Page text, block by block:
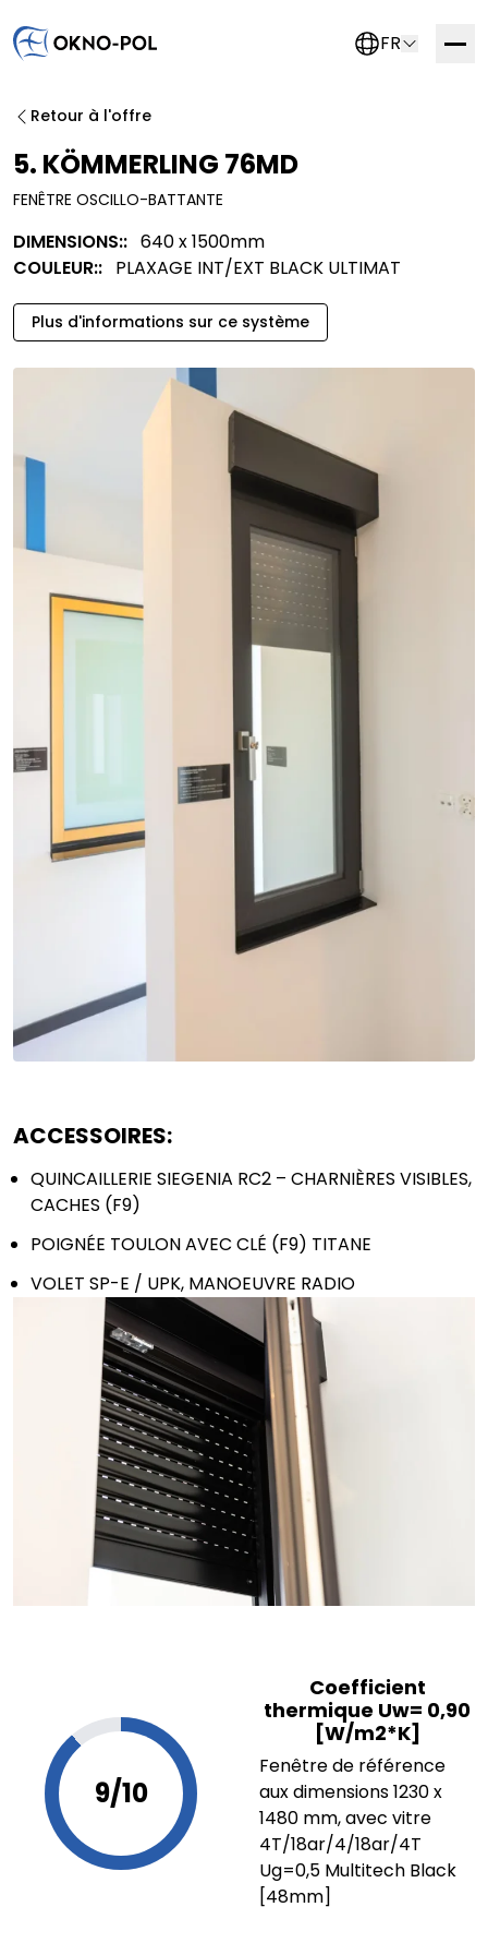
FR
Retour à l'offre
FENÊTRE OSCILLO-BATTANTE
5. KÖMMERLING 76MD
DIMENSIONS:: 640 x 1500mm
COULEUR:: PLAXAGE INT/EXT BLACK ULTIMAT
Plus d'informations sur ce système
ACCESSOIRES:
QUINCAILLERIE SIEGENIA RC2 – CHARNIÈRES VISIBLES,
CACHES (F9)
POIGNÉE TOULON AVEC CLÉ (F9) TITANE
VOLET SP-E / UPK, MANOEUVRE RADIO
9/10
Coefficient
thermique Uw= 0,90
[W/m2*K]
Fenêtre de référence
aux dimensions 1230 x
1480 mm, avec vitre
4T/18ar/4/18ar/4T
Ug=0,5 Multitech Black
[48mm]
Contactez-nous
Si vous êtes intéressé par une collaboration avec
vous contacterons dès que possible.
Entreprise commerciale
Entreprise de construction
Entreprise d'assemblage
Autre
consentez par la présente au traitement de vos données
personnelles par Okno-Pol Sp. z o. o. en tant
qu'administrateur de données conformément à la loi du
29 août 1997 relative à la protection des droits de la
personne (Journal officiel de 2016, point 922, telle que
modifiée.) et au Règlement (UE) 2016/679 du Parlement
européen et du Conseil du 27 avril 2016 relatif à la
protection des personnes physiques à l'égard du
traitement des données à caractère personnel et à la
libre circulation de ces données, et abrogeant la directive
le nom de " RODO ".